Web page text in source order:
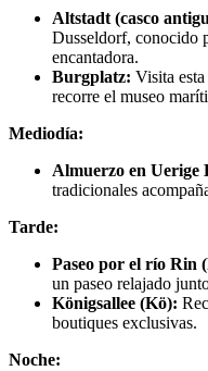
Altstadt (casco
Dusseldorf, conocido
encantadora.
Burgplatz: Visita
recorre el museo
Mediodía:
Almuerzo en Uerige
tradicionales
Tarde:
Paseo por el río Rin
un paseo relajado
Königsallee (Kö):
boutiques exclusivas.
Noche: